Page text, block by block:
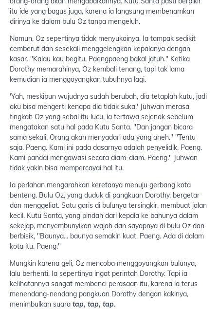
itu ide yang bagus juga, karena ia langsung membenamkan
dirinya ke dalam bulu Oz tanpa mengeluh.
Namun, Oz sepertinya tidak menyukainya. Ia tampak sedikit
cemberut dan sesekali menggelengkan kepalanya dengan
kasar. "Kalau kau begitu, Paengpaeng bakal jatuh." Ketika
Dorothy memarahinya, Oz kembali tenang, tapi tak lama
kemudian ia menggoyangkan tubuhnya lagi.
'Yah, meskipun wujudnya sudah berubah, dia tetaplah kutu, jadi
aku bisa mengerti kenapa dia tidak suka.' Juhwan merasa
tingkah Oz yang sebal itu lucu, ia tertawa sejenak sebelum
mengatakan satu hal pada Kutu Santa. "Dan jangan bicara
sama sekali. Orang akan menyadari ada yang aneh." "Tentu
saja. Paeng. Kami ini pada dasarnya adalah penyelidik. Paeng.
Kami pandai mengawasi secara diam-diam. Paeng." Juhwan
tidak yakin bisa mempercayai hal itu.
Ia perlahan mengarahkan keretanya menuju gerbang kota
benteng. Bulu Oz, yang duduk di pangkuan Dorothy, bergetar
dan menggeliat. Satu garis di bulunya tersingkir, membuat jalan
kecil. Kutu Santa, yang pindah dari kepala ke bahunya dalam
sekejap, menyembunyikan wajah dan sayapnya di bulu Oz dan
berbisik, "Baunya... baunya semakin kuat. Paeng. Ada di dalam
kota itu. Paeng."
Mungkin karena geli, Oz mencoba menggoyangkan bulunya,
lalu berhenti. Ia sepertinya ingat perintah Dorothy. Tapi ia
kelihatannya sangat membenci perasaan itu, karena ia terus
menendang-nendang pangkuan Dorothy dengan kakinya,
menimbulkan suara tap, tap, tap.